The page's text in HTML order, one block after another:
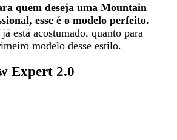
quem deseja uma Mountain
esse é o modelo perfeito.
está acostumado, quanto para
modelo desse estilo.
Expert 2.0